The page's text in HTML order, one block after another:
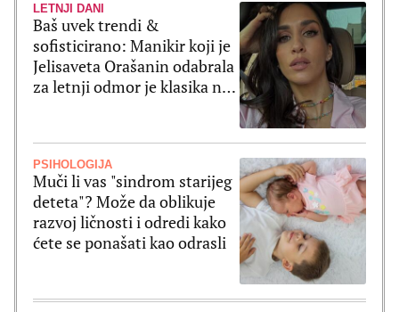
LETNJI DANI
Baš uvek trendi &
sofisticirano: Manikir koji je
Jelisaveta Orašanin odabrala
za letnji odmor je klasika na
PSIHOLOGIJA
Muči li vas "sindrom starijeg
deteta"? Može da oblikuje
razvoj ličnosti i odredi kako
ćete se ponašati kao odrasli